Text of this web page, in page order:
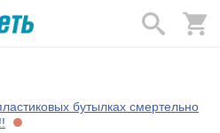
бутылках смертельно